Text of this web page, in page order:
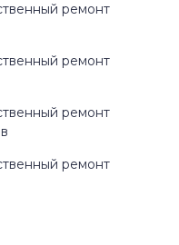
ремонт
ремонт
ремонт
ремонт